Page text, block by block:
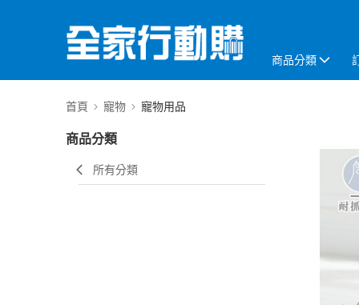
商品分類
首頁 寵物 寵物用品
商品分類
所有分類